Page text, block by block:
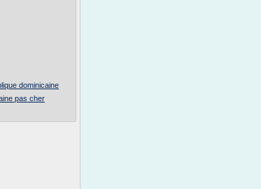
dominicaine
pas cher